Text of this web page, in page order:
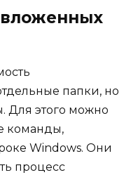
папки, но
Для этого можно
команды,
Windows. Они
процесс